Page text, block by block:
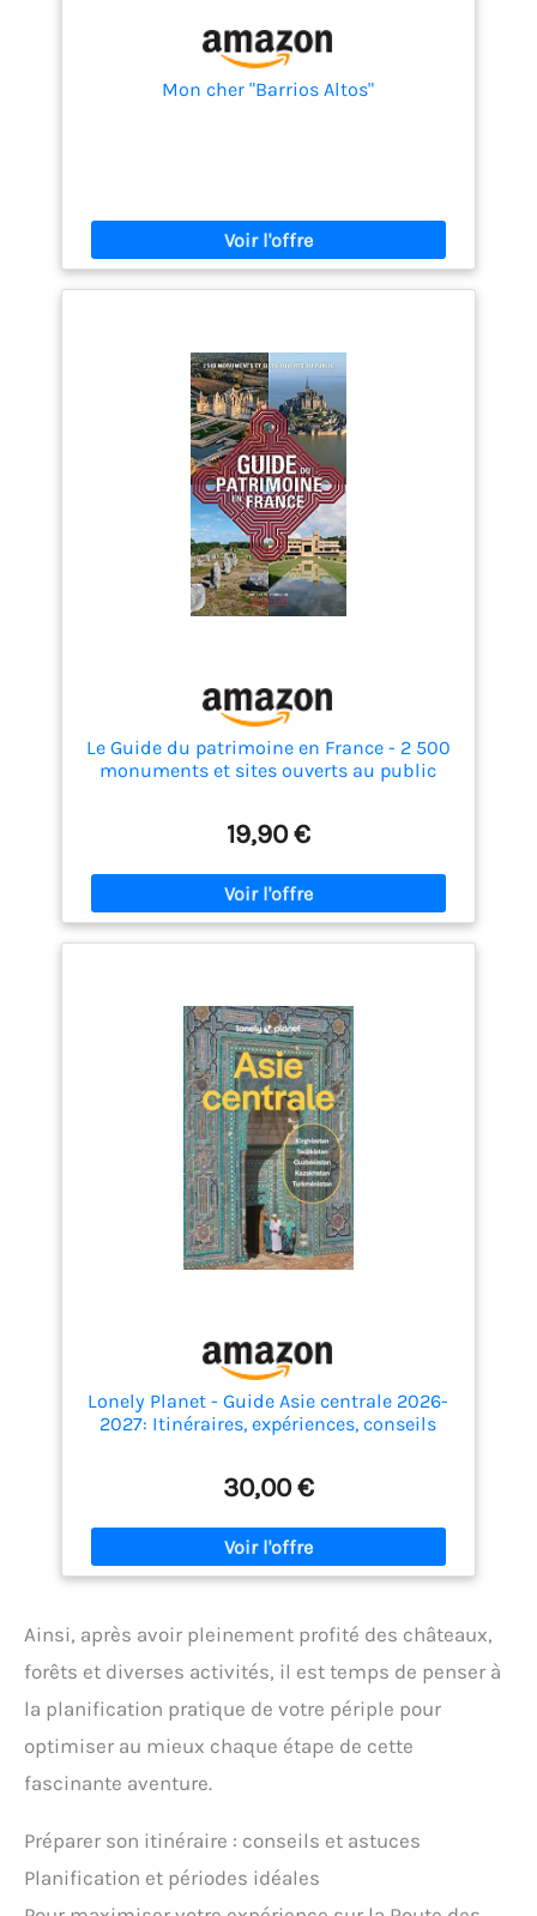
Mon cher "Barrios Altos"
Le Guide du patrimoine en France - 2 500
monuments et sites ouverts au public
19,90 €
Lonely Planet - Guide Asie centrale 2026-
2027: Itinéraires, expériences, conseils
30,00 €
Ainsi, après avoir pleinement profité des châteaux,
forêts et diverses activités, il est temps de penser à
la planification pratique de votre périple pour
optimiser au mieux chaque étape de cette
fascinante aventure.
Préparer son itinéraire : conseils et astuces
Planification et périodes idéales